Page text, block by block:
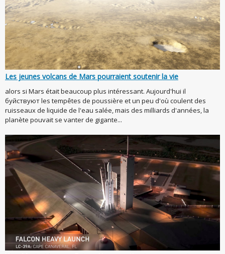
Les jeunes volcans de Mars pourraient soutenir la vie
alors si Mars était beaucoup plus intéressant. Aujourd'hui il
буйствуют les tempêtes de poussière et un peu d'où coulent des
ruisseaux de liquide de l'eau salée, mais des milliards d'années, la
planète pouvait se vanter de gigante...